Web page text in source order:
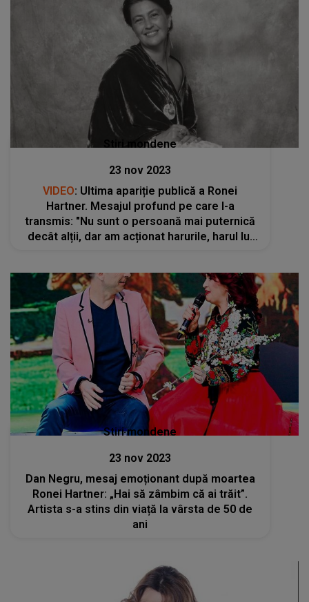
Stiri mondene
23 nov 2023
VIDEO: Ultima apariție publică a Ronei
Hartner. Mesajul profund pe care l-a
transmis: "Nu sunt o persoană mai puternică
decât alții, dar am acționat harurile, harul lui
Stiri mondene
23 nov 2023
Dan Negru, mesaj emoționant după moartea
Ronei Hartner: „Hai să zâmbim că ai trăit”.
Artista s-a stins din viață la vârsta de 50 de
ani